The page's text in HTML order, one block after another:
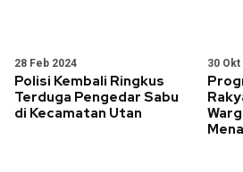
28 Feb 2024
Polisi Kembali Ringkus
Terduga Pengedar Sabu
di Kecamatan Utan
30 Okt